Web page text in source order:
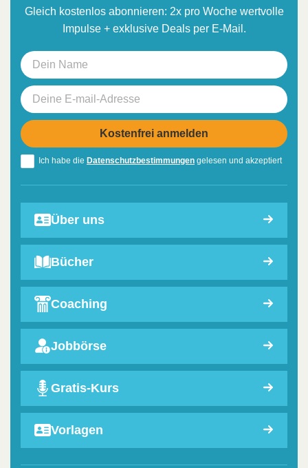
Gleich kostenlos abonnieren: 2x pro Woche wertvolle
Impulse + exklusive Deals per E-Mail.
Ich habe die Datenschutzbestimmungen gelesen und akzeptiert
Über uns
Bücher
Coaching
Jobbörse
Gratis-Kurs
Vorlagen